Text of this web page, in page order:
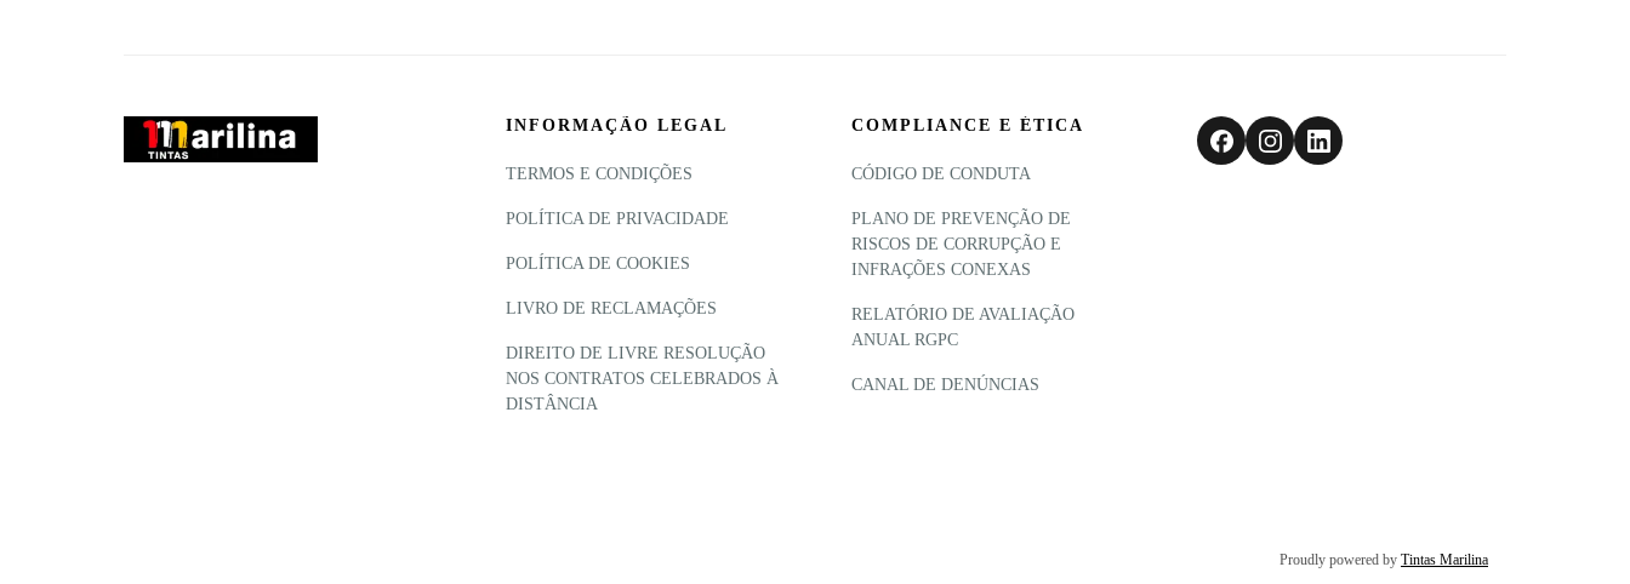
INFORMAÇÃO LEGAL
TERMOS E CONDIÇÕES
POLÍTICA DE PRIVACIDADE
POLÍTICA DE COOKIES
LIVRO DE RECLAMAÇÕES
DIREITO DE LIVRE RESOLUÇÃO
NOS CONTRATOS CELEBRADOS À
DISTÂNCIA
COMPLIANCE E ÉTICA
CÓDIGO DE CONDUTA
PLANO DE PREVENÇÃO DE
RISCOS DE CORRUPÇÃO E
INFRAÇÕES CONEXAS
RELATÓRIO DE AVALIAÇÃO
ANUAL RGPC
CANAL DE DENÚNCIAS
Proudly powered by Tintas Marilina